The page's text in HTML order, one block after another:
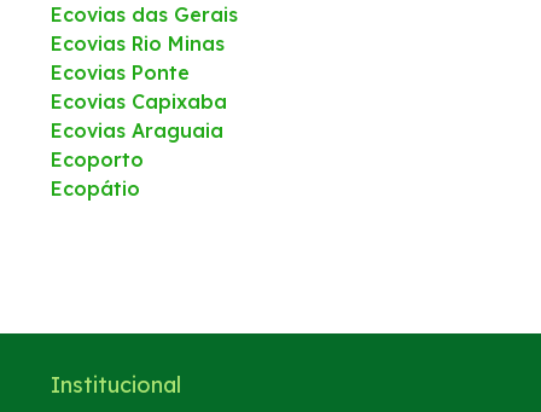
Ecovias das Gerais
Ecovias Rio Minas
Ecovias Ponte
Ecovias Capixaba
Ecovias Araguaia
Ecoporto
Ecopátio
Institucional